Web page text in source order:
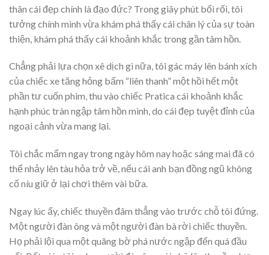
thân cái đẹp chính là đạo đức? Trong giây phút bối rối, tôi
tưởng chính mình vừa khám phá thấy cái chân lý của sự toàn
thiện, khám phá thấy cái khoảnh khắc trong gần tâm hồn.
Chẳng phải lựa chọn xê dịch gì nữa, tôi gác máy lên bánh xích
của chiếc xe tăng hỏng bấm “liên thanh” một hồi hết một
phần tư cuốn phim, thu vào chiếc Pratica cái khoảnh khắc
hạnh phúc tràn ngập tâm hồn mình, do cái đẹp tuyệt đỉnh của
ngoại cảnh vừa mang lại.
Tôi chắc mẩm ngay trong ngày hôm nay hoặc sáng mai đã có
thể nhảy lên tàu hỏa trở về, nếu cái anh bạn đồng ngũ không
cố níu giữ ở lại chơi thêm vài bữa.
Ngay lúc ấy, chiếc thuyền đâm thẳng vào trước chỗ tôi đứng.
Một người đàn ông và một người đàn bà rời chiếc thuyền.
Họ phải lội qua một quãng bờ phá nước ngập đến quá đầu